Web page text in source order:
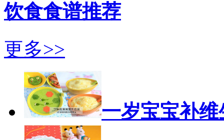
饮食食谱推荐
更多>>
一岁宝宝补